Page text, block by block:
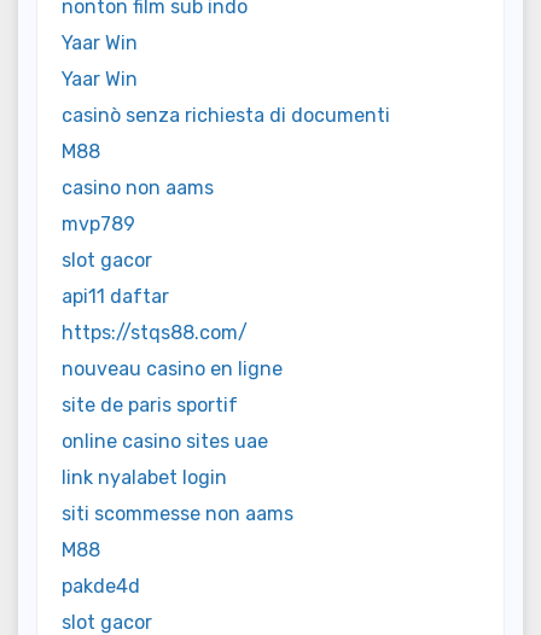
nonton film sub indo
Yaar Win
Yaar Win
casinò senza richiesta di documenti
M88
casino non aams
mvp789
slot gacor
api11 daftar
https://stqs88.com/
nouveau casino en ligne
site de paris sportif
online casino sites uae
link nyalabet login
siti scommesse non aams
M88
pakde4d
slot gacor